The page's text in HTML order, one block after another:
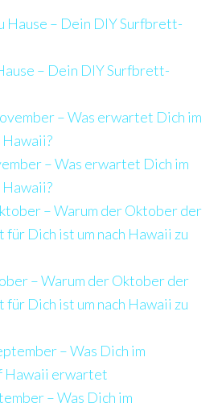
– Dein DIY Surfbrett-
– Was erwartet Dich im
– Warum der Oktober der
Dich ist um nach Hawaii zu
– Was Dich im